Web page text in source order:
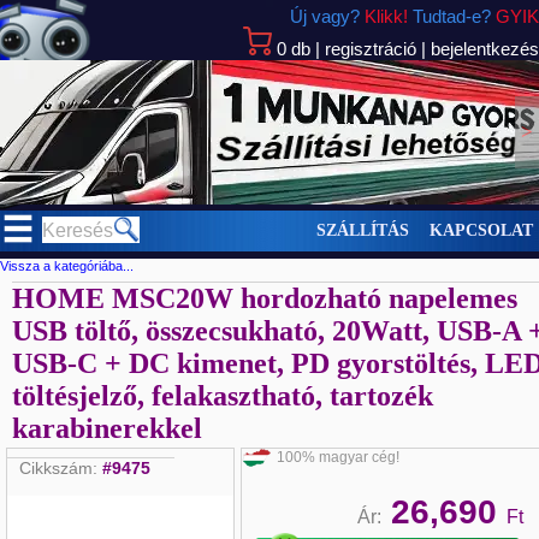
0 db | regisztráció | bejelentkezés
Új vagy? Klikk! Tudtad-e? GYIK
>
SZÁLLÍTÁS KAPCSOLAT
Vissza a kategóriába...
HOME MSC20W hordozható napelemes
USB töltő, összecsukható, 20Watt, USB-A
USB-C + DC kimenet, PD gyorstöltés,
töltésjelző, felakasztható, tartozék
karabinerekkel
Cikkszám: #9475
100% magyar cég!
Ár: 26,690 Ft